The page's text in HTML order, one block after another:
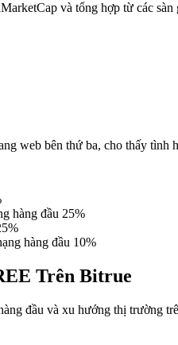
dịch sao chép
và tổng hợp từ các
web bên thứ ba, cho thấy tình
hàng đầu 25%
hàng đầu 10%
Trên Bitrue
đầu và xu hướng thị trường